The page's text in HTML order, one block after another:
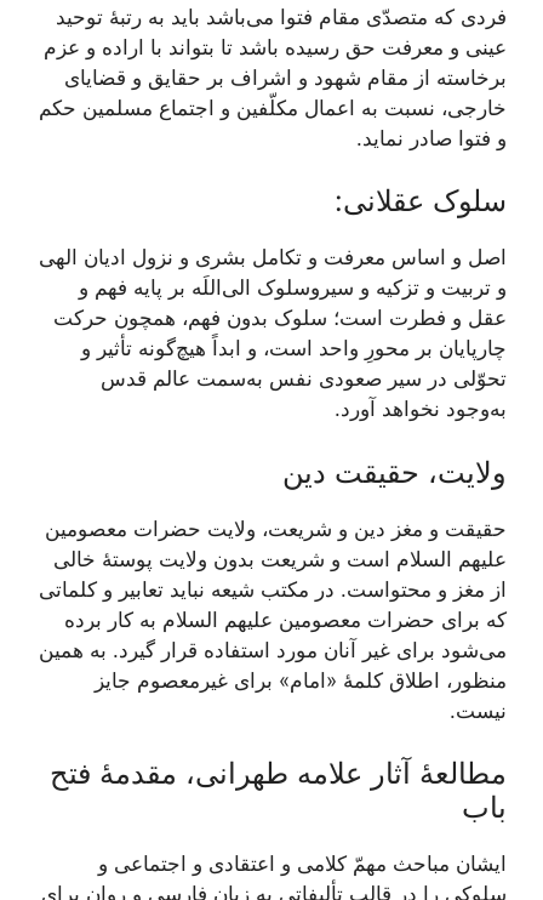
فردی که متصدّی مقام فتوا می‌باشد باید به رتبۀ توحید
عینی و معرفت حق رسیده باشد تا بتواند با اراده و عزم
برخاسته از مقام شهود و اشراف بر حقایق و قضایای
خارجی، نسبت به اعمال مکلّفین و اجتماع مسلمین حکم
و فتوا صادر نماید.
سلوک عقلانی:
اصل و اساس معرفت و تکامل بشری و نزول ادیان الهی
و تربیت و تزکیه و سیروسلوک الی‌اللَه بر پایه فهم و
عقل و فطرت است؛ سلوک بدون فهم، همچون حرکت
چارپایان بر محورِ واحد است، و ابداً هیچ‌گونه تأثیر و
تحوّلی در سیر صعودی نفس به‌سمت عالم قدس
به‌وجود نخواهد آورد.
ولایت، حقیقت دین
حقیقت و مغز دین و شریعت، ولایت حضرات معصومین
علیهم السلام است و شریعت بدون ولایت پوستۀ خالی
از مغز و محتواست. در مکتب شیعه نباید تعابیر و کلماتی
که برای حضرات معصومین علیهم السلام به کار برده
می‌شود برای غیر آنان مورد استفاده قرار گیرد. به همین
منظور، اطلاق کلمۀ «امام» برای غیرمعصوم جایز
نیست.
مطالعۀ آثار علامه طهرانی، مقدمۀ فتح
باب
ایشان مباحث مهمّ کلامی و اعتقادی و اجتماعی و
سلوکی را در قالب تألیفاتی به زبان فارسی و روان برای